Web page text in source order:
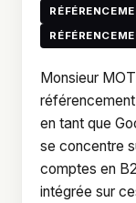
Monsieur
en tant que
se concentre
comptes en
intégrée sur